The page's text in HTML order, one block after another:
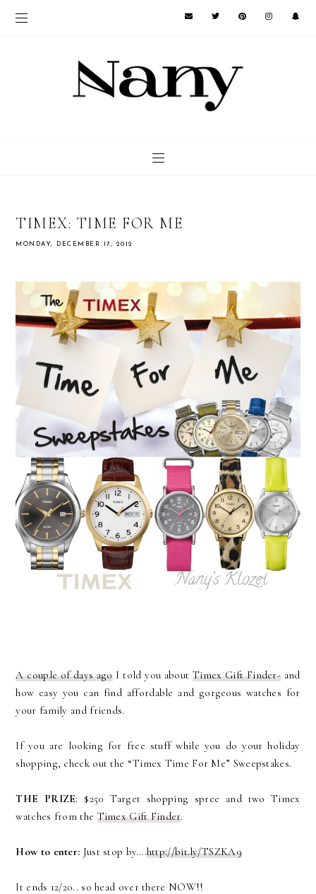
TIMEX: TIME FOR ME
MONDAY, DECEMBER 17, 2012
A couple of days agoI told you about Timex Gift Finder- and
how easy you can find affordable and gorgeous watches for
your family and friends.
If you are looking for free stuffwhile you do your holiday
shopping, check out the “Timex Time For Me” Sweepstakes.
THE PRIZE: $250 Target shopping spree and two Timex
watches from the Timex Gift Finder.
How to enter: Just stop by….http://bit.ly/TSZKA9
It ends 12/20.. so head over there NOW!!